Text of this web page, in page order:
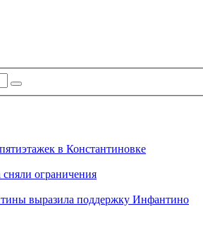
в Константиновке
ограничения
выразила поддержку Инфантино